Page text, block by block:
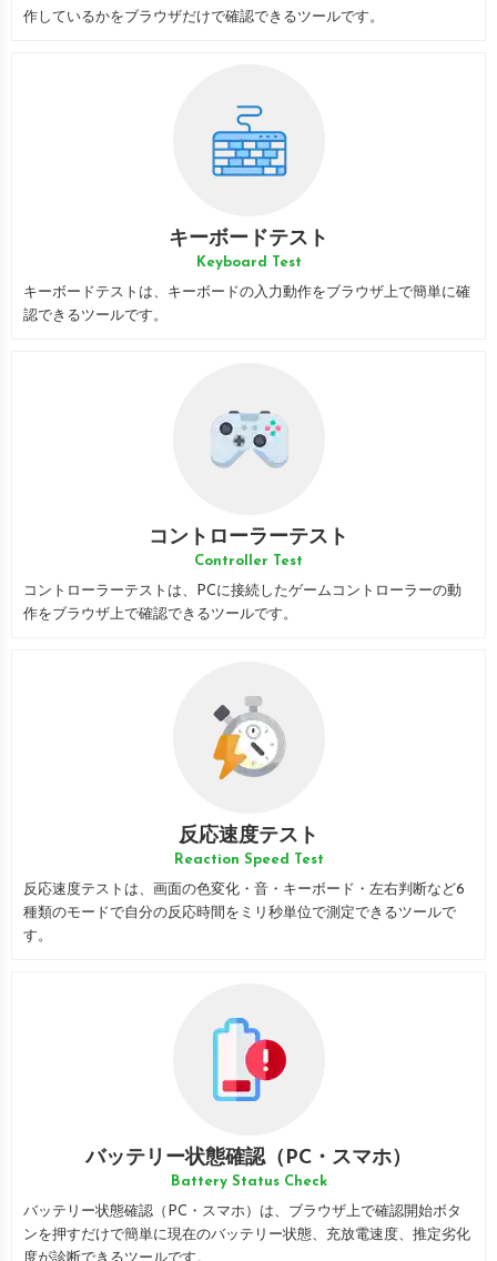
作しているかをブラウザだけで確認できるツールです。
キーボードテスト
Keyboard Test
キーボードテストは、キーボードの入力動作をブラウザ上で簡単に確
認できるツールです。
コントローラーテスト
Controller Test
コントローラーテストは、PCに接続したゲームコントローラーの動
作をブラウザ上で確認できるツールです。
反応速度テスト
Reaction Speed Test
反応速度テストは、画面の色変化・音・キーボード・左右判断など6
種類のモードで自分の反応時間をミリ秒単位で測定できるツールで
す。
バッテリー状態確認（PC・スマホ）
Battery Status Check
バッテリー状態確認（PC・スマホ）は、ブラウザ上で確認開始ボタ
ンを押すだけで簡単に現在のバッテリー状態、充放電速度、推定劣化